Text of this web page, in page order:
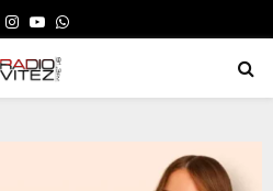
INSTAGRAM
YOUTUBE
WHATSAPP